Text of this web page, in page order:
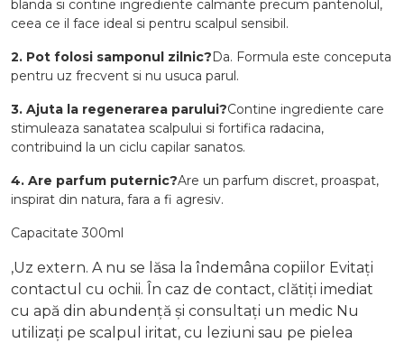
blanda si contine ingrediente calmante precum pantenolul,
ceea ce il face ideal si pentru scalpul sensibil.
2. Pot folosi samponul zilnic?Da. Formula este conceputa
pentru uz frecvent si nu usuca parul.
3. Ajuta la regenerarea parului?Contine ingrediente care
stimuleaza sanatatea scalpului si fortifica radacina,
contribuind la un ciclu capilar sanatos.
4. Are parfum puternic?Are un parfum discret, proaspat,
inspirat din natura, fara a fi agresiv.
Capacitate 300ml
,Uz extern. A nu se lăsa la îndemâna copiilor Evitați
contactul cu ochii. În caz de contact, clătiți imediat
cu apă din abundență și consultați un medic Nu
utilizați pe scalpul iritat, cu leziuni sau pe pielea